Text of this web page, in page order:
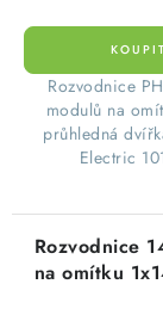
Rozvodnice
modulů na
průhledná
Electric
Rozvodnice
na omítku